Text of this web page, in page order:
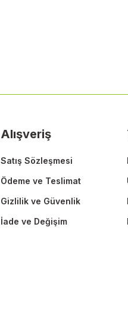
Alışveriş
Satış Sözleşmesi
Ödeme ve Teslimat
Gizlilik ve Güvenlik
İade ve Değişim